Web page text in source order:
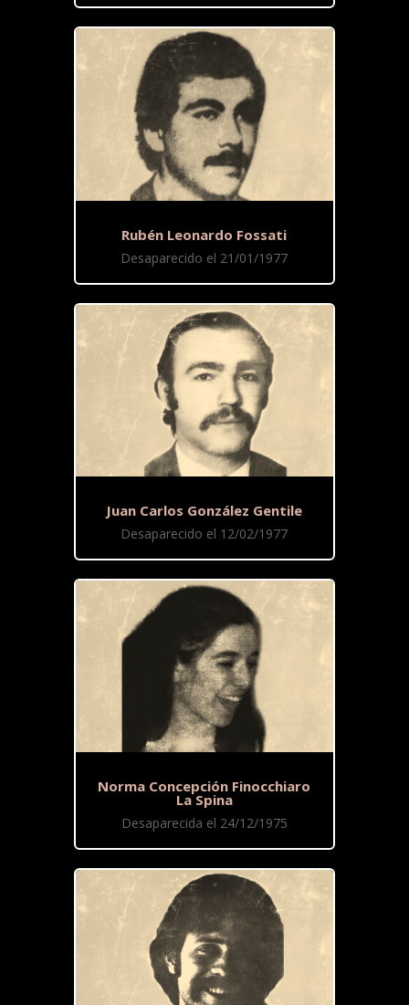
Rubén Leonardo Fossati
Desaparecido el 21/01/1977
Juan Carlos González Gentile
Desaparecido el 12/02/1977
Norma Concepción Finocchiaro
La Spina
Desaparecida el 24/12/1975